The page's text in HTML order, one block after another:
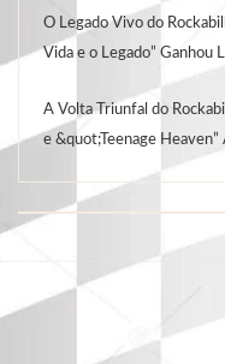
O Legado Vivo do
Vida e o Legado” Ganhou
A Volta Triunfal do
e &quot;Teenage Heaven”